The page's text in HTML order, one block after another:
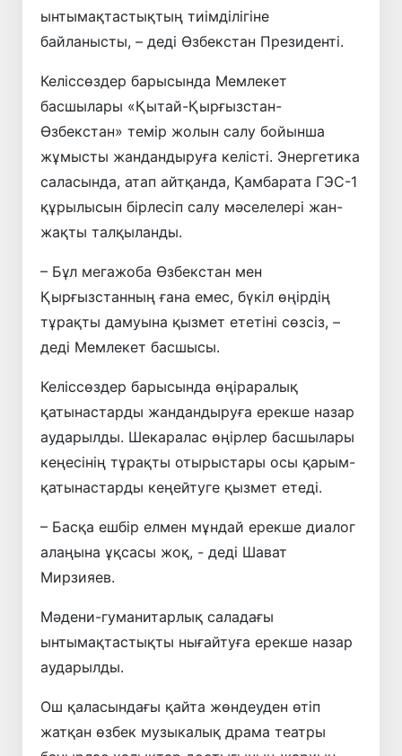
ынтымақтастықтың тиімділігіне
байланысты, – деді Өзбекстан Президенті.
Келіссөздер барысында Мемлекет
басшылары «Қытай-Қырғызстан-
Өзбекстан» темір жолын салу бойынша
жұмысты жандандыруға келісті. Энергетика
саласында, атап айтқанда, Қамбарата ГЭС-1
құрылысын бірлесіп салу мәселелері жан-
жақты талқыланды.
– Бұл мегажоба Өзбекстан мен
Қырғызстанның ғана емес, бүкіл өңірдің
тұрақты дамуына қызмет ететіні сөзсіз, –
деді Мемлекет басшысы.
Келіссөздер барысында өңіраралық
қатынастарды жандандыруға ерекше назар
аударылды. Шекаралас өңірлер басшылары
кеңесінің тұрақты отырыстары осы қарым-
қатынастарды кеңейтуге қызмет етеді.
– Басқа ешбір елмен мұндай ерекше диалог
алаңына ұқсасы жоқ, - деді Шават
Мирзияев.
Мәдени-гуманитарлық саладағы
ынтымақтастықты нығайтуға ерекше назар
аударылды.
Ош қаласындағы қайта жөндеуден өтіп
жатқан өзбек музыкалық драма театры